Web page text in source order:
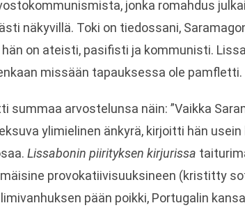
jonka romahdus
näkyvillä. Toki on tiedossani,
on ateisti, pasifisti ja kommunisti.
missään tapauksessa ole pamfletti.
summaa arvostelunsa näin: ”Vaikka
ylimielinen änkyrä, kirjoitti hän
Lissabonin piirityksen kirjurissa
provokatiivisuuksineen (kristitty
pään poikki, Portugalin